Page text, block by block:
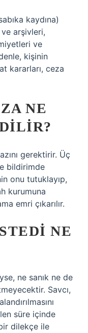
kaydına)
ve arşivleri,
ve
kişinin
kararları, ceza
NE
gerektirir. Üç
bildirimde
onu tutuklayıp,
kurumuna
emri çıkarılır.
NE
ne sanık ne de
Savcı,
süre içinde
dilekçe ile